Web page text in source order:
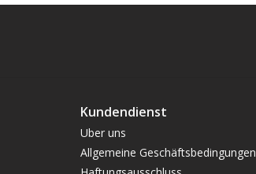
Kundendienst
Uber uns
Allgemeine Geschäftsbedingungen